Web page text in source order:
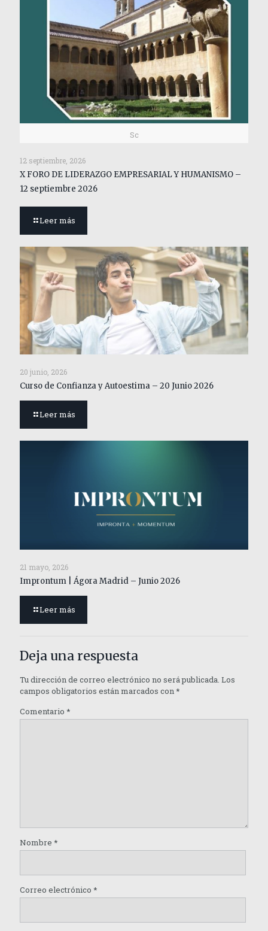
Sc
12 septiembre, 2026
X FORO DE LIDERAZGO EMPRESARIAL Y HUMANISMO –
12 septiembre 2026
Leer más
20 junio, 2026
Curso de Confianza y Autoestima – 20 Junio 2026
Leer más
21 mayo, 2026
Improntum | Ágora Madrid – Junio 2026
Leer más
Deja una respuesta
Tu dirección de correo electrónico no será publicada. Los
campos obligatorios están marcados con*
Comentario *
Nombre *
Correo electrónico *